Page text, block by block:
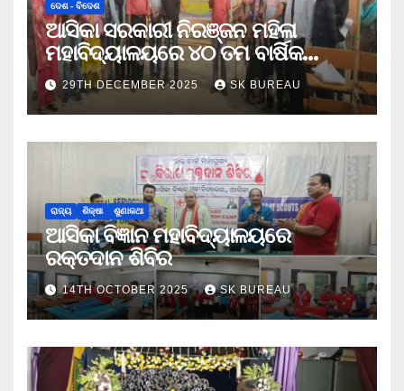
ଦେଶ - ବିଦେଶ
ଆସିକା ସରକାରୀ ନିରଞ୍ଜନ ମହିଳା
ମହାବିଦ୍ୟାଳୟରେ ୪୦ ତମ ବାର୍ଷିକ
କ୍ରୀଡା ଉତ୍ସବ
29TH DECEMBER 2025 SK BUREAU
ରାଜ୍ୟ ଶିକ୍ଷା ଶୁଣାକଥା
ଆସିକା ବିଜ୍ଞାନ ମହାବିଦ୍ୟାଳୟରେ
ରକ୍ତଦାନ ଶିବିର
14TH OCTOBER 2025 SK BUREAU